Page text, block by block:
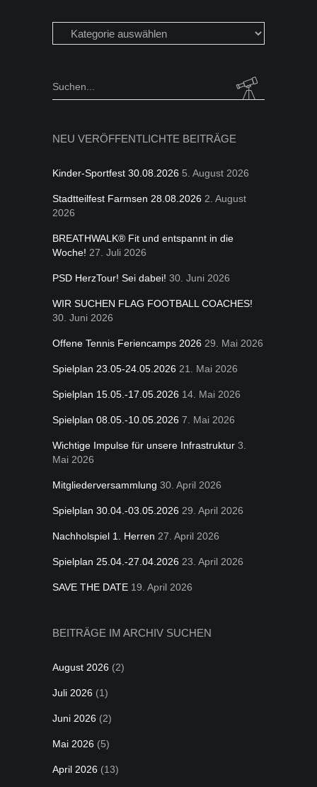
Beiträge
in
Kategorien
Search
NEU VERÖFFENTLICHTE BEITRÄGE
Kinder-Sportfest 30.08.2026 5. August 2026
Stadtteilfest Farmsen 28.08.2026 2. August
2026
BREATHWALK® Fit und entspannt in die
Woche! 27. Juli 2026
PSD HerzTour! Sei dabei! 30. Juni 2026
WIR SUCHEN FLAG FOOTBALL COACHES!
30. Juni 2026
Offene Tennis Feriencamps 2026 29. Mai 2026
Spielplan 23.05-24.05.2026 21. Mai 2026
Spielplan 15.05.-17.05.2026 14. Mai 2026
Spielplan 08.05.-10.05.2026 7. Mai 2026
Wichtige Impulse für unsere Infrastruktur 3.
Mai 2026
Mitgliederversammlung 30. April 2026
Spielplan 30.04.-03.05.2026 29. April 2026
Nachholspiel 1. Herren 27. April 2026
Spielplan 25.04.-27.04.2026 23. April 2026
SAVE THE DATE 19. April 2026
BEITRÄGE IM ARCHIV SUCHEN
August 2026 (2)
Juli 2026 (1)
Juni 2026 (2)
Mai 2026 (5)
April 2026 (13)